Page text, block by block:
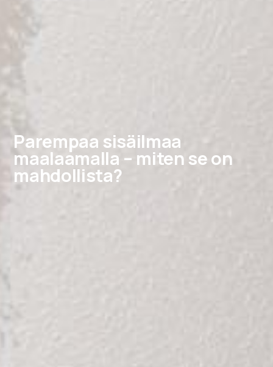
Parempaa sisäilmaa
maalaamalla – miten se on
mahdollista?